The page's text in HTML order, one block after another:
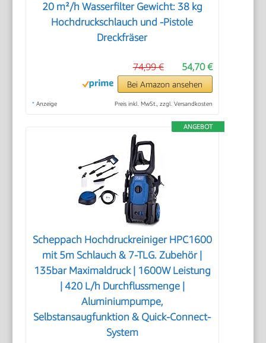
20 m²/h Wasserfilter Gewicht: 38 kg
Hochdruckschlauch und -Pistole
Dreckfräser
54,70 €
74,99 €
Bei Amazon ansehen
* Anzeige Preis inkl. MwSt., zzgl. Versandkosten
ANGEBOT
Scheppach Hochdruckreiniger HPC1600
mit 5m Schlauch & 7-TLG. Zubehör |
135bar Maximaldruck | 1600W Leistung
| 420 L/h Durchflussmenge |
Aluminiumpumpe,
Selbstansaugfunktion & Quick-Connect-
System